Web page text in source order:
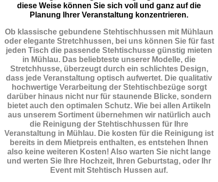
diese Weise können Sie sich voll und ganz auf die
Planung Ihrer Veranstaltung konzentrieren.
Ob klassische gebundene Stehtischhussen mit Mühlaun
oder elegante Stretchhussen, bei uns können Sie für fast
jeden Tisch die passende Stehtischusse günstig mieten
in Mühlau. Das beliebteste unserer Modelle, die
Stretchhusse, überzeugt durch ein schlichtes Design,
dass jede Veranstaltung optisch aufwertet. Die qualitativ
hochwertige Verarbeitung der Stehtischbezüge sorgt
darüber hinaus nicht nur für staunende Blicke, sondern
bietet auch den optimalen Schutz. Wie bei allen Artikeln
aus unserem Sortiment übernehmen wir natürlich auch
die Reinigung der Stehtischhussen für Ihre
Veranstaltung in Mühlau. Die kosten für die Reinigung ist
bereits in dem Mietpreis enthalten, es entstehen Ihnen
also keine weiteren Kosten! Also warten Sie nicht lange
und werten Sie Ihre Hochzeit, Ihren Geburtstag, oder Ihr
Event mit Stehtisch Hussen auf.